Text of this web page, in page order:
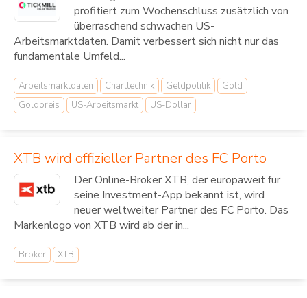
profitiert zum Wochenschluss zusätzlich von
überraschend schwachen US-
Arbeitsmarktdaten. Damit verbessert sich nicht nur das
fundamentale Umfeld...
Arbeitsmarktdaten Charttechnik Geldpolitik
Gold
Goldpreis
US-Arbeitsmarkt US-Dollar
XTB wird offizieller Partner des FC Porto
Der Online-Broker XTB, der europaweit für
seine Investment-App bekannt ist, wird
neuer weltweiter Partner des FC Porto. Das
Markenlogo von XTB wird ab der in...
Broker XTB